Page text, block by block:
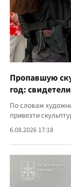
Пропавшую
год:
По словам
привезти
6.08.2026 17:18